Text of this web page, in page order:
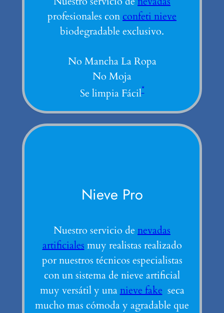
profesionales con confeti nieve
biodegradable exclusivo.
No Mancha La Ropa
No Moja
Se limpia Fácil*
Nieve Pro
Nuestro servicio de nevadas
artificiales muy realistas realizado
por nuestros técnicos especialistas
con un sistema de nieve artificial
muy versátil y una nieve fake seca
mucho mas cómoda y agradable que